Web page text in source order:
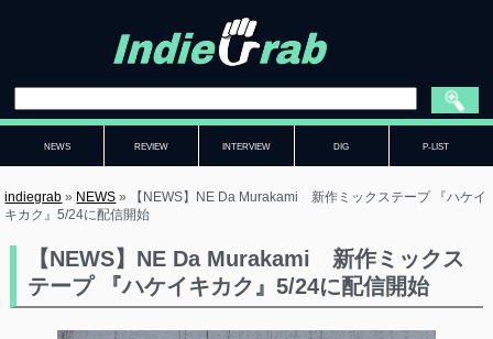
NEWS REVIEW INTERVIEW DIG P-LIST
indiegrab » NEWS »
【NEWS】NE Da Murakami 新作ミックステープ 『ハケイ
キカク』5/24に配信開始
【NEWS】NE Da Murakami 新作ミックス
テープ 『ハケイキカク』5/24に配信開始